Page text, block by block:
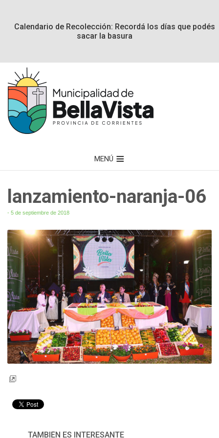
Calendario de Recolección: Recordá los días que podés
sacar la basura
MENÚ
lanzamiento-naranja-06
- 5 de septiembre de 2018
TAMBIÉN ES INTERESANTE